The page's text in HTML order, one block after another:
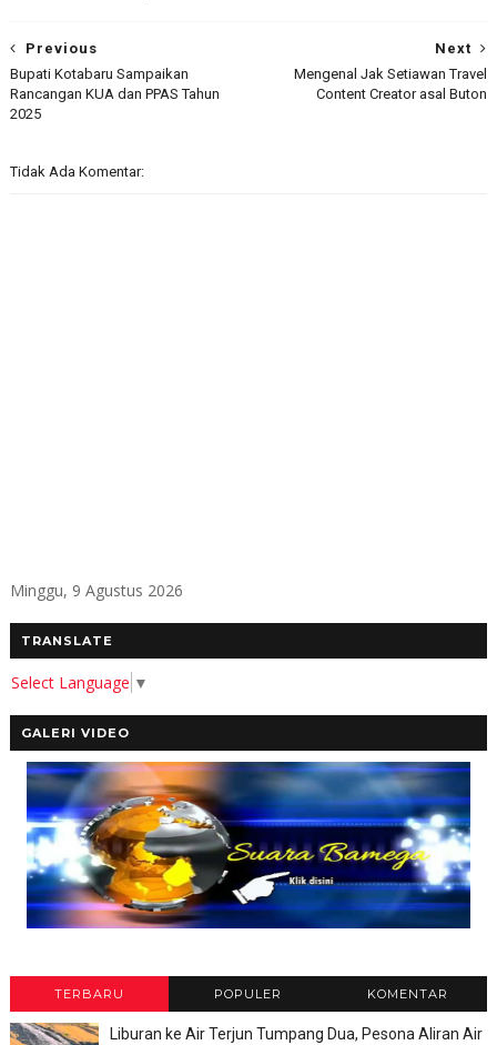
Next
Mengenal Jak Setiawan Travel
Content Creator asal Buton
Previous
Bupati Kotabaru Sampaikan
Rancangan KUA dan PPAS Tahun
2025
Tidak Ada Komentar:
Minggu, 9 Agustus 2026
TRANSLATE
Select Language ▼
GALERI VIDEO
TERBARU POPULER KOMENTAR
Liburan ke Air Terjun Tumpang Dua, Pesona Aliran Air